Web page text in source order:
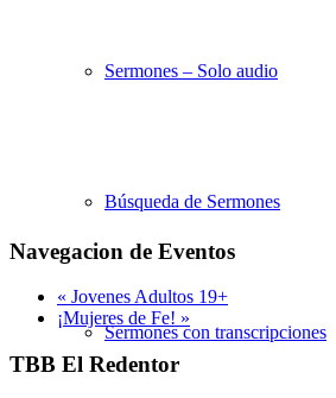
Sermones – Solo audio
Búsqueda de Sermones
Sermones con transcripciones
Navegacion de Eventos
« Jovenes Adultos 19+
¡Mujeres de Fe! »
TBB El Redentor